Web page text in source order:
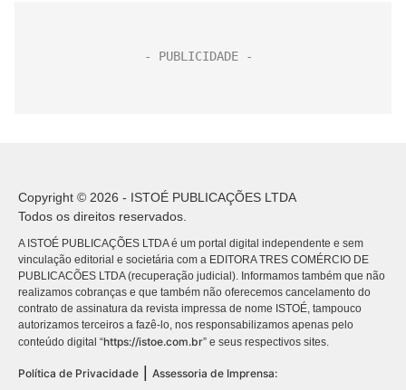
Copyright © 2026 - ISTOÉ PUBLICAÇÕES LTDA
Todos os direitos reservados.
A ISTOÉ PUBLICAÇÕES LTDA é um portal digital independente e sem
vinculação editorial e societária com a EDITORA TRES COMÉRCIO DE
PUBLICACÕES LTDA (recuperação judicial). Informamos também que não
realizamos cobranças e que também não oferecemos cancelamento do
contrato de assinatura da revista impressa de nome ISTOÉ, tampouco
autorizamos terceiros a fazê-lo, nos responsabilizamos apenas pelo
conteúdo digital “https://istoe.com.br” e seus respectivos sites.
Política de Privacidade
Assessoria de Imprensa: